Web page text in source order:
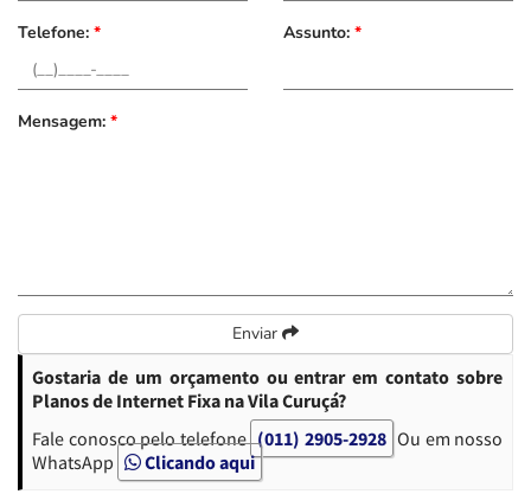
Telefone: * Assunto: *
Mensagem: *
Enviar
Gostaria de um orçamento ou entrar em contato sobre
Planos de Internet Fixa na Vila Curuçá?
Fale conosco pelo telefone (011) 2905-2928 Ou em nosso
WhatsApp
Clicando aqui